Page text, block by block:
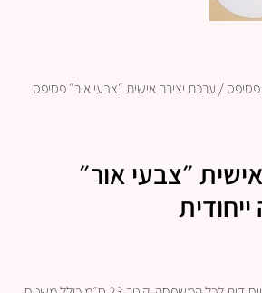
פסיפס/ ערכת יצירה אישית ״צבעי אור״ פסיפס
״צבעי אור״